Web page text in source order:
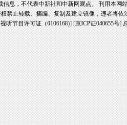
信息，不代表中新社和中新网观点。 刊用本网
禁止转载、摘编、复制及建立镜像，违者将依
听节目许可证（0106168)] [京ICP证040655号]